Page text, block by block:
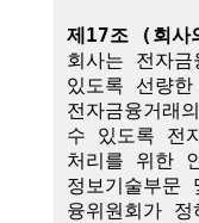
제17조 (회사
회사는 전자
있도록 선량
전자금융거래
수 있도록 전
처리를 위한
정보기술부문
융위원회가